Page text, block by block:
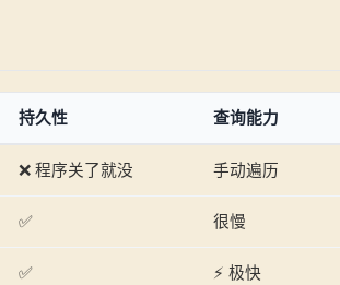
持久性 查询能力
❌ 程序关了就没 手动遍历
✅ 很慢
✅ ⚡ 极快